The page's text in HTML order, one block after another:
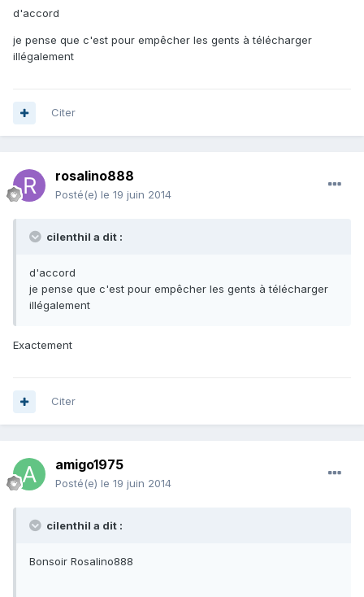
d'accord
je pense que c'est pour empêcher les gents à télécharger
illégalement
Citer
rosalino888
Posté(e) le 19 juin 2014
cilenthil a dit :
d'accord
je pense que c'est pour empêcher les gents à télécharger
illégalement
Exactement
Citer
amigo1975
Posté(e) le 19 juin 2014
cilenthil a dit :
Bonsoir Rosalino888